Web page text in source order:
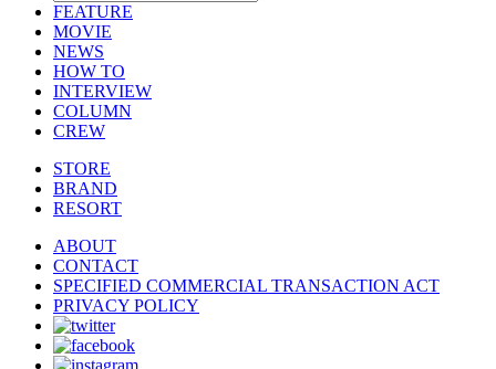
FEATURE
MOVIE
NEWS
HOW TO
INTERVIEW
COLUMN
CREW
STORE
BRAND
RESORT
ABOUT
CONTACT
SPECIFIED COMMERCIAL TRANSACTION ACT
PRIVACY POLICY